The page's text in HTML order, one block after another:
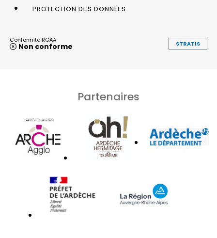
PROTECTION DES DONNÉES
Conformité RGAA
Non conforme STRATIS
Partenaires